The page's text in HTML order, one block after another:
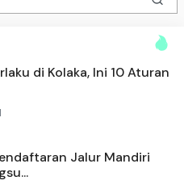
di Kolaka, Ini 10 Aturan
Jalur Mandiri